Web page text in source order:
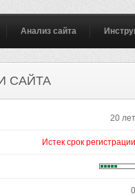
Анализ сайта
САЙТА
20 лет
Истек срок регистрации
0